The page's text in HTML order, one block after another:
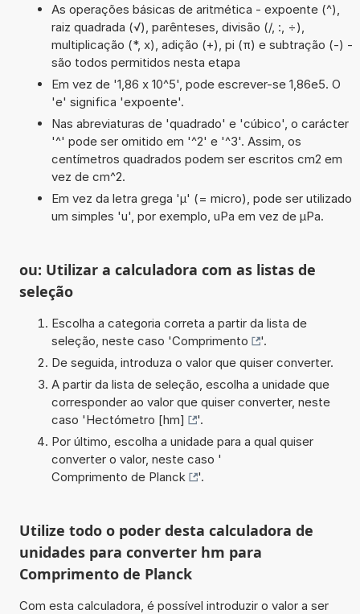
As operações básicas de aritmética - expoente (^),
raiz quadrada (√), parênteses, divisão (/, :, ÷),
multiplicação (*, x), adição (+), pi (π) e subtração (-) -
são todos permitidos nesta etapa
Em vez de '1,86 x 10^5', pode escrever-se 1,86e5. O
'e' significa 'expoente'.
Nas abreviaturas de 'quadrado' e 'cúbico', o carácter
'^' pode ser omitido em '^2' e '^3'. Assim, os
centímetros quadrados podem ser escritos cm2 em
vez de cm^2.
Em vez da letra grega 'µ' (= micro), pode ser utilizado
um simples 'u', por exemplo, uPa em vez de µPa.
ou: Utilizar a calculadora com as listas de
seleção
Escolha a categoria correta a partir da lista de
seleção, neste caso 'Comprimento
'.
De seguida, introduza o valor que quiser converter.
A partir da lista de seleção, escolha a unidade que
corresponder ao valor que quiser converter, neste
caso 'Hectómetro [hm]
'.
Por último, escolha a unidade para a qual quiser
converter o valor, neste caso '
Comprimento de Planck
'.
Utilize todo o poder desta calculadora de
unidades para converter hm para
Comprimento de Planck
Com esta calculadora, é possível introduzir o valor a ser